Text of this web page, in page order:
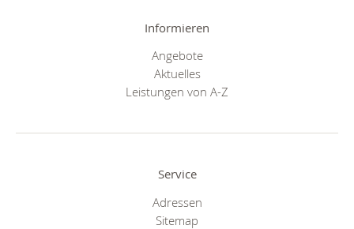
Informieren
Angebote
Aktuelles
Leistungen von A-Z
Service
Adressen
Sitemap